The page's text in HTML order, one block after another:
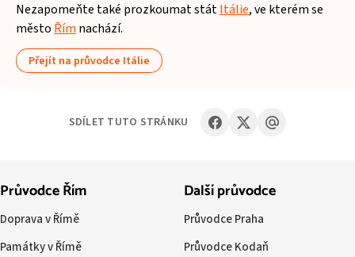
Nezapomeňte také prozkoumat státItálie, ve kterém se
městoŘímnachází.
Přejít na průvodce Itálie
SDÍLET TUTO STRÁNKU
Průvodce Řím
Doprava v Římě
Památky v Římě
Další průvodce
Průvodce Praha
Průvodce Kodaň